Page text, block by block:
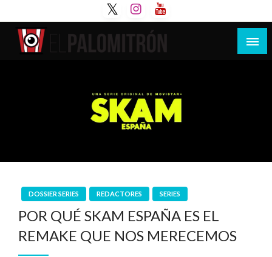
al
contenido
DOSSIER SERIES REDACTORES SERIES
POR QUÉ SKAM ESPAÑA ES EL
REMAKE QUE NOS MERECEMOS